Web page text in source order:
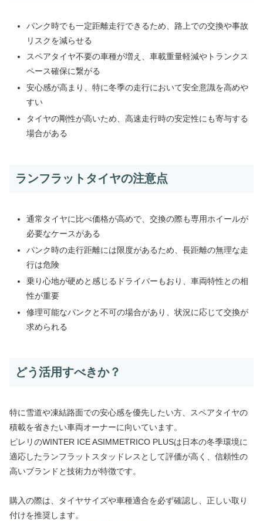
パンク時でも一定距離走行できるため、路上での交換や事故
リスクを減らせる
スペアタイヤ不要の車種が増え、車載重量軽減やトランクス
ペース確保に繋がる
安心感が高まり、特に冬季の走行において安全意識を高めや
すい
タイヤの剛性が高いため、高速走行時の安定性にも寄与する
場合がある
ランフラットタイヤの注意点
通常タイヤに比べ価格が高めで、交換の際も専用ホイールが
必要なケースがある
パンク時の走行距離には限度があるため、長距離の無理な走
行は危険
乗り心地が硬めと感じるドライバーもおり、車両特性との相
性が重要
修理可能なパンクと不可の場合があり、状況に応じて交換が
求められる
どう活用すべきか？
特に雪道や凍結路面での安心感を優先したい方、スペアタイヤの
積載を省きたい車両オーナーに向いています。
ピレリのWINTER ICE ASIMMETRICO PLUSは日本の冬季環境に
適応したランフラットスタッドレスとして評価が高く、信頼性の
高いブランドと技術力が特徴です。
購入の際は、タイヤサイズや車種適合を必ず確認し、正しい取り
付けを推奨します。